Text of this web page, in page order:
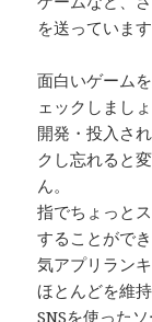
を送っています
面白いゲーム
ェックしまし
開発・投入さ
クし忘れると
ん。
指でちょっと
することがで
気アプリラン
ほとんどを維
SNSを使った